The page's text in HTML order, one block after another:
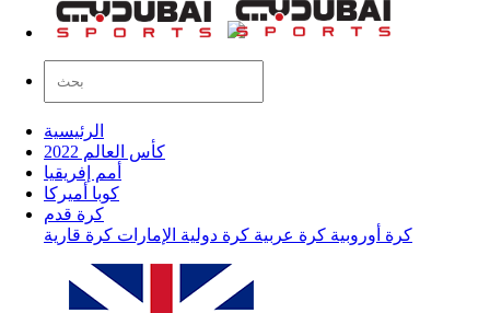
الرئيسية
كأس العالم 2022
أمم إفريقيا
كوبا أميركا
كرة قدم
كرة أوروبية كرة عربية كرة دولية الإمارات كرة قارية